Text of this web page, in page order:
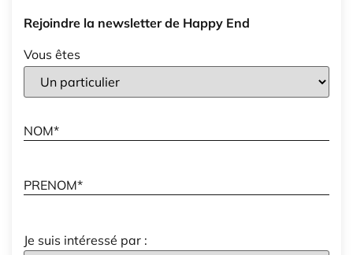
Rejoindre la newsletter de Happy End
Vous êtes
Je suis intéressé par :